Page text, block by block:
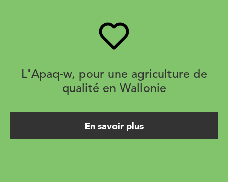
L'Apaq-w, pour une agriculture de
qualité en Wallonie
En savoir plus